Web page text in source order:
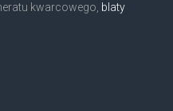
kwarcowego, blaty